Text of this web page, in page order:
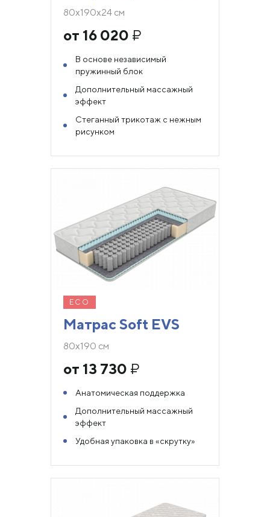
80х190х24 см
от 16 020 ₽
В основе независимый
пружинный блок
Дополнительный массажный
эффект
Стеганный трикотаж с нежным
рисунком
ECO
Матрас Soft EVS
80х190 см
от 13 730 ₽
Анатомическая поддержка
Дополнительный массажный
эффект
Удобная упаковка в «скрутку»